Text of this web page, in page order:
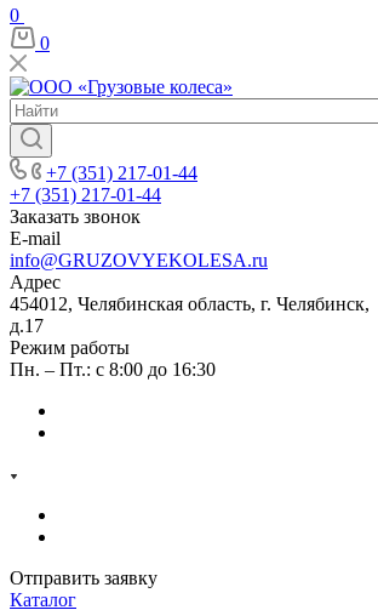
0
0
+7 (351) 217-01-44
+7 (351) 217-01-44
Заказать звонок
E-mail
info@GRUZOVYEKOLESA.ru
Адрес
454012, Челябинская область, г.
д.17
Режим работы
Пн. – Пт.: с 8:00 до 16:30
Отправить заявку
Каталог